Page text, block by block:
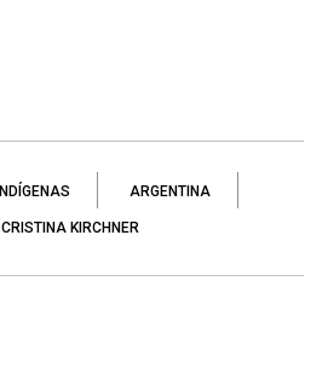
INDÍGENAS ARGENTINA
CRISTINA KIRCHNER